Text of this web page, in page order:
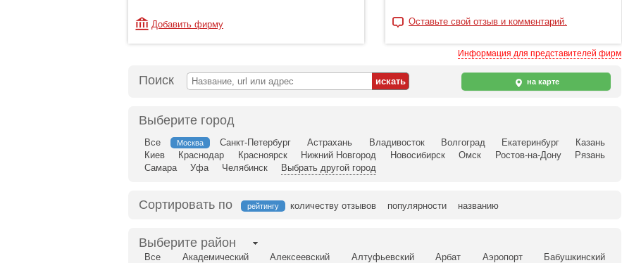
Добавить фирму Оставьте свой отзыв и комментарий.
Информация для представителей фирм
Поиск на карте
Выберите город
Все Москва Санкт-Петербург Астрахань Владивосток Волгоград Екатеринбург
Казань
Киев
Краснодар Красноярск Нижний Новгород Новосибирск Омск Ростов-на-Дону
Рязань
Самара
Уфа Челябинск Выбрать другой город
Сортировать по рейтингу количеству отзывов популярности названию
Выберите район
Все Академический Алексеевский Алтуфьевский Арбат Аэропорт
Бабушкинский